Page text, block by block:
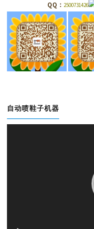
QQ： 2500731426
自动喷鞋子机器